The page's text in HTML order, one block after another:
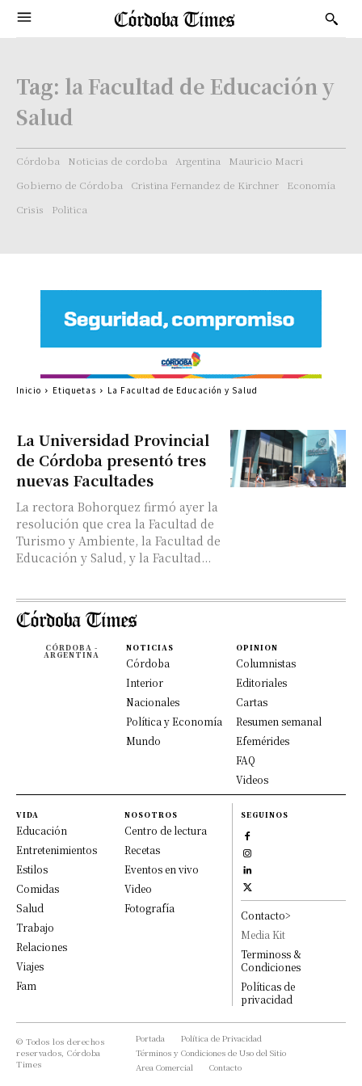
Tag: la Facultad de Educación y
Salud
Córdoba Noticias de cordoba Argentina
Mauricio Macri
Gobierno de Córdoba
Cristina Fernandez de Kirchner
Economía
Crisis
Politica
La Universidad Provincial
de Córdoba presentó tres
nuevas Facultades
La rectora Bohorquez firmó ayer la
resolución que crea la Facultad de
Turismo y Ambiente, la Facultad de
Educación y Salud, y la Facultad...
Inicio Etiquetas La Facultad de Educación y Salud
CÓRDOBA -
ARGENTINA
NOTICIAS
Córdoba
Interior
Nacionales
Política y Economía
Mundo
OPINION
Columnistas
Editoriales
Cartas
Resumen semanal
Efemérides
FAQ
Videos
VIDA
Educación
Entretenimientos
Estilos
Comidas
Salud
Trabajo
Relaciones
Viajes
Fam
NOSOTROS
Centro de lectura
Recetas
Eventos en vivo
Video
Fotografía
SEGUINOS
Contacto>
Media Kit
Terminoss &
Condiciones
Políticas de
privacidad
© Todos los derechos
reservados, Córdoba
Times
Portada
Política de Privacidad
Términos y Condiciones de Uso del Sitio
Area Comercial
Contacto